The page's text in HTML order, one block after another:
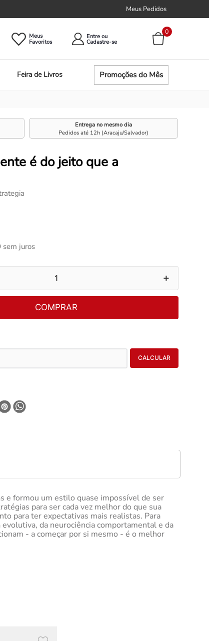
Meus Pedidos
Meus Entre ou
0
Feira de Livros Promoções do Mês
Entrega no mesmo dia
Pedidos até 12h (Aracaju/Salvador)
é do jeito que a
sem juros
＋
COMPRAR
e formou um estilo quase impossível de ser
para ser cada vez melhor do que sua
para ter expectativas mais realistas. Para
da neurociência comportamental e da
- a começar por si mesmo - é o melhor